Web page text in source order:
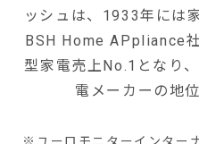
ッシュは、1933年には
BSH Home APpliance
型家電売上No.1となり
電メーカーの地